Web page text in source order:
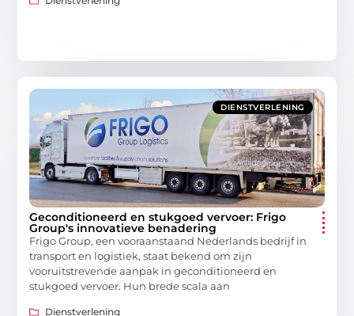
DIENSTVERLENING
Geconditioneerd en stukgoed vervoer: Frigo
Group's innovatieve benadering
Frigo Group, een vooraanstaand Nederlands bedrijf in
transport en logistiek, staat bekend om zijn
vooruitstrevende aanpak in geconditioneerd en
stukgoed vervoer. Hun brede scala aan
Dienstverlening